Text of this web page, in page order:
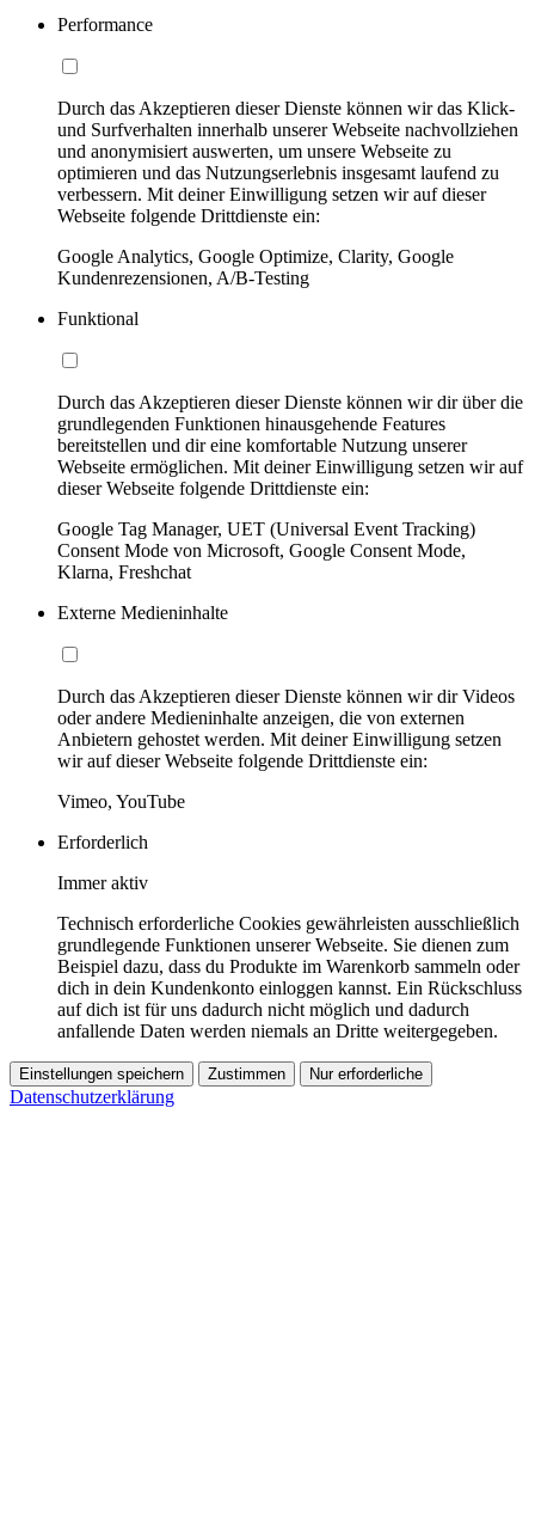
Performance
Durch das Akzeptieren dieser Dienste können wir das Klick-
und Surfverhalten innerhalb unserer Webseite nachvollziehen
und anonymisiert auswerten, um unsere Webseite zu
optimieren und das Nutzungserlebnis insgesamt laufend zu
verbessern. Mit deiner Einwilligung setzen wir auf dieser
Webseite folgende Drittdienste ein:
Google Analytics, Google Optimize, Clarity, Google
Kundenrezensionen, A/B-Testing
Funktional
Durch das Akzeptieren dieser Dienste können wir dir über die
grundlegenden Funktionen hinausgehende Features
bereitstellen und dir eine komfortable Nutzung unserer
Webseite ermöglichen. Mit deiner Einwilligung setzen wir auf
dieser Webseite folgende Drittdienste ein:
Google Tag Manager, UET (Universal Event Tracking)
Consent Mode von Microsoft, Google Consent Mode,
Klarna, Freshchat
Externe Medieninhalte
Durch das Akzeptieren dieser Dienste können wir dir Videos
oder andere Medieninhalte anzeigen, die von externen
Anbietern gehostet werden. Mit deiner Einwilligung setzen
wir auf dieser Webseite folgende Drittdienste ein:
Vimeo, YouTube
Erforderlich
Immer aktiv
Technisch erforderliche Cookies gewährleisten ausschließlich
grundlegende Funktionen unserer Webseite. Sie dienen zum
Beispiel dazu, dass du Produkte im Warenkorb sammeln oder
dich in dein Kundenkonto einloggen kannst. Ein Rückschluss
auf dich ist für uns dadurch nicht möglich und dadurch
anfallende Daten werden niemals an Dritte weitergegeben.
Einstellungen speichern Zustimmen Nur erforderliche
Datenschutzerklärung